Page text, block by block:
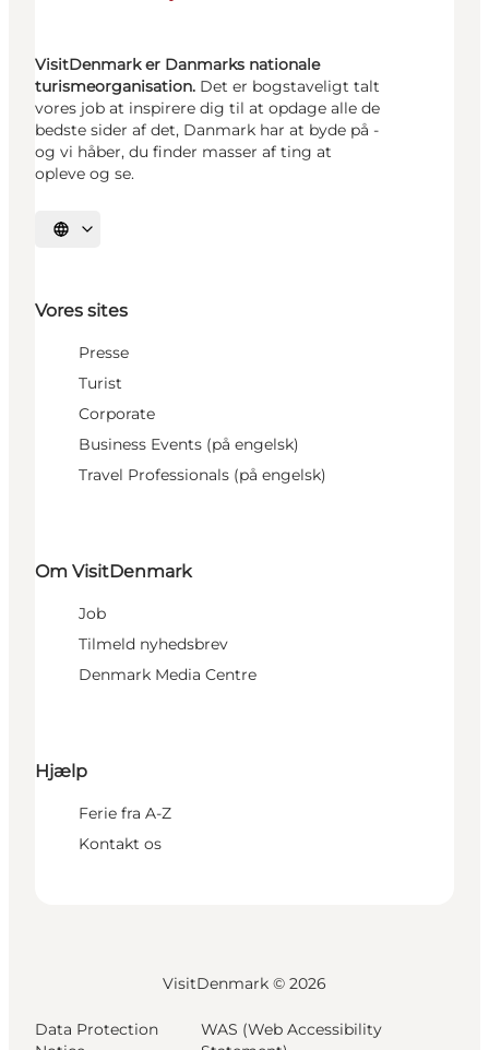
VisitDenmark er Danmarks nationale
turismeorganisation. Det er bogstaveligt talt
vores job at inspirere dig til at opdage alle de
bedste sider af det, Danmark har at byde på -
og vi håber, du finder masser af ting at
opleve og se.
Vælg sprog
Vores sites
Presse
Turist
Corporate
Business Events (på engelsk)
Travel Professionals (på engelsk)
Om VisitDenmark
Job
Tilmeld nyhedsbrev
Denmark Media Centre
Hjælp
Ferie fra A-Z
Kontakt os
VisitDenmark © 2026
Data Protection
WAS (Web Accessibility